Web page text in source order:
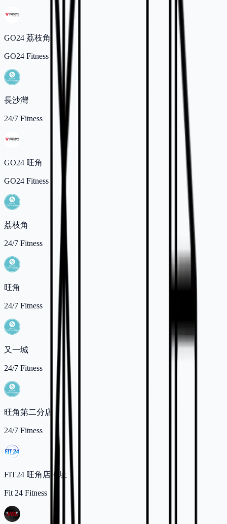
GO24 荔枝角
GO24 Fitness
長沙灣
24/7 Fitness
GO24 旺角
GO24 Fitness
荔枝角
24/7 Fitness
旺角
24/7 Fitness
又一城
24/7 Fitness
旺角第二分店
24/7 Fitness
FIT24 旺角店地址
Fit 24 Fitness